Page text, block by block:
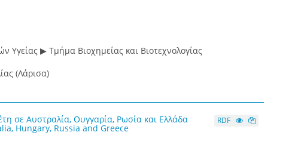
Υγείας ▶ Τμήμα Βιοχημείας και Βιοτεχνολογίας
(Λάρισα)
σε Αυστραλία, Ουγγαρία, Ρωσία και Ελλάδα
Hungary, Russia and Greece
RDF